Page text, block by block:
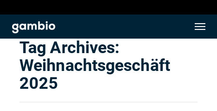
Tag Archives:
Weihnachtsgeschäft
2025